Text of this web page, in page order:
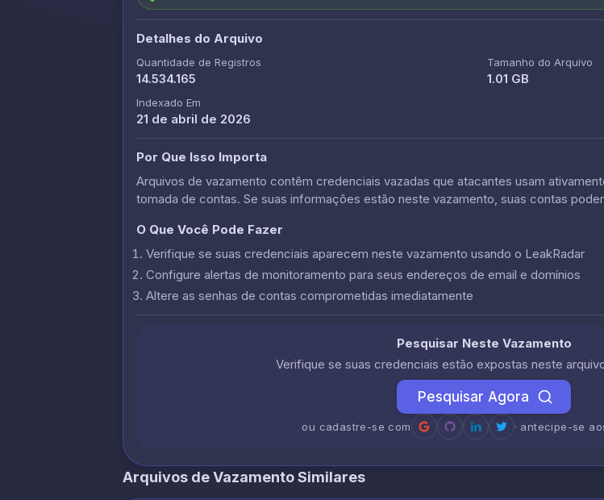
Detalhes do Arquivo
Quantidade de Registros
14.534.165
Tamanho do Arquivo
1.01 GB
Indexado Em
21 de abril de 2026
Por Que Isso Importa
Arquivos de vazamento contêm credenciais vazadas que atacantes usam
tomada de contas. Se suas informações estão neste vazamento, suas contas
O Que Você Pode Fazer
Verifique se suas credenciais aparecem neste vazamento usando o LeakRadar
Configure alertas de monitoramento para seus endereços de email e domínios
Altere as senhas de contas comprometidas imediatamente
Pesquisar Neste Vazamento
Verifique se suas credenciais estão expostas neste
Pesquisar Agora
ou cadastre-se com · antecipe-se
Arquivos de Vazamento Similares